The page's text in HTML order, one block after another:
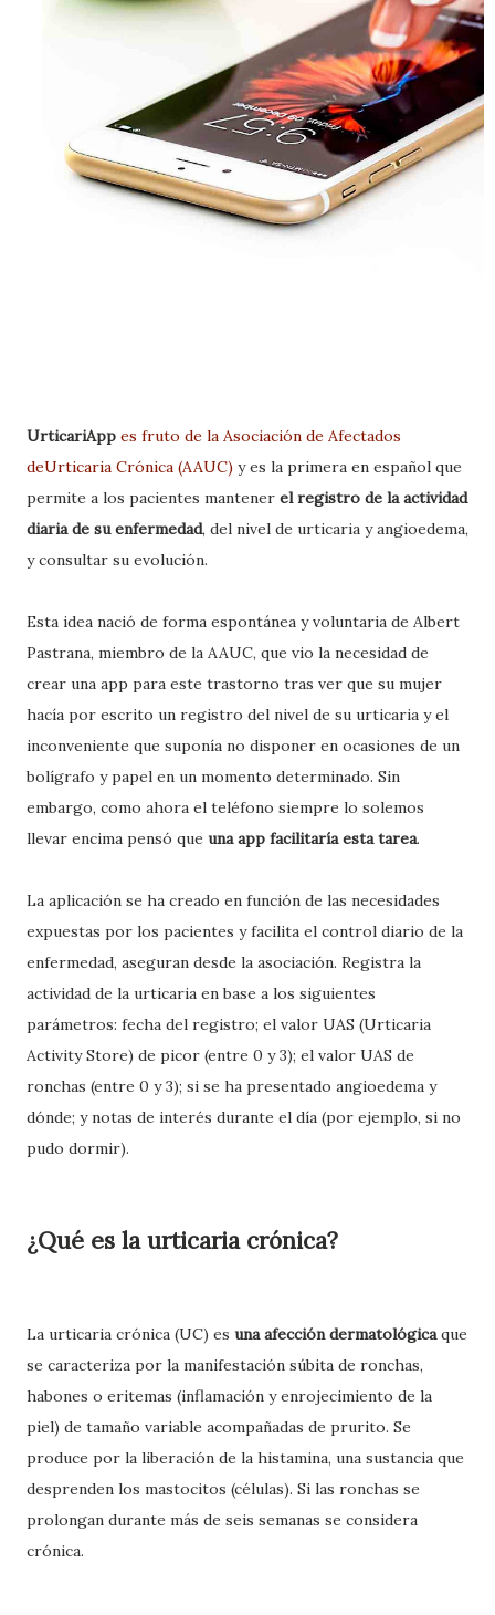
UrticariApp es fruto de la Asociación de Afectados
deUrticaria Crónica (AAUC) y es la primera en español que
permite a los pacientes mantener el registro de la actividad
diaria de su enfermedad, del nivel de urticaria y angioedema,
y consultar su evolución.
Esta idea nació de forma espontánea y voluntaria de Albert
Pastrana, miembro de la AAUC, que vio la necesidad de
crear una app para este trastorno tras ver que su mujer
hacía por escrito un registro del nivel de su urticaria y el
inconveniente que suponía no disponer en ocasiones de un
bolígrafo y papel en un momento determinado. Sin
embargo, como ahora el teléfono siempre lo solemos
llevar encima pensó que una app facilitaría esta tarea.
La aplicación se ha creado en función de las necesidades
expuestas por los pacientes y facilita el control diario de la
enfermedad, aseguran desde la asociación. Registra la
actividad de la urticaria en base a los siguientes
parámetros: fecha del registro; el valor UAS (Urticaria
Activity Store) de picor (entre 0 y 3); el valor UAS de
ronchas (entre 0 y 3); si se ha presentado angioedema y
dónde; y notas de interés durante el día (por ejemplo, si no
pudo dormir).
¿Qué es la urticaria crónica?
La urticaria crónica (UC) es una afección dermatológicaque
se caracteriza por la manifestación súbita de ronchas,
habones o eritemas (inflamación y enrojecimiento de la
piel) de tamaño variable acompañadas de prurito. Se
produce por la liberación de la histamina, una sustancia que
desprenden los mastocitos (células). Si las ronchas se
prolongan durante más de seis semanas se considera
crónica.